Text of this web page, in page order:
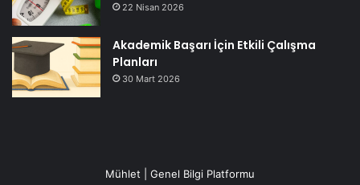
22 Nisan 2026
Akademik Başarı İçin Etkili Çalışma
Planları
30 Mart 2026
Mühlet | Genel Bilgi Platformu